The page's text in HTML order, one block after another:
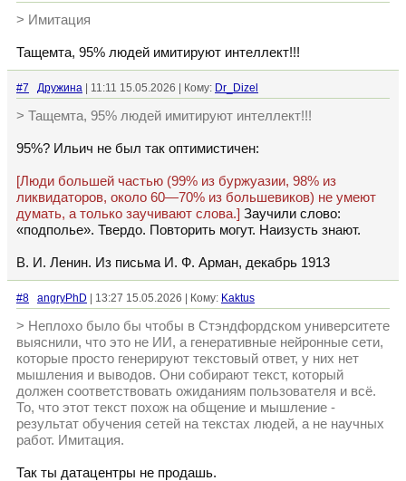
> Имитация
Тащемта, 95% людей имитируют интеллект!!!
#7 Дружина | 11:11 15.05.2026 | Кому: Dr_Dizel
> Тащемта, 95% людей имитируют интеллект!!!
95%? Ильич не был так оптимистичен:
[Люди большей частью (99% из буржуазии, 98% из
ликвидаторов, около 60—70% из большевиков) не умеют
думать, а только заучивают слова.] Заучили слово:
«подполье». Твердо. Повторить могут. Наизусть знают.
В. И. Ленин. Из письма И. Ф. Арман, декабрь 1913
#8 angryPhD | 13:27 15.05.2026 | Кому: Kaktus
> Неплохо было бы чтобы в Стэндфордском университете
выяснили, что это не ИИ, а генеративные нейронные сети,
которые просто генерируют текстовый ответ, у них нет
мышления и выводов. Они собирают текст, который
должен соответствовать ожиданиям пользователя и всё.
То, что этот текст похож на общение и мышление -
результат обучения сетей на текстах людей, а не научных
работ. Имитация.
Так ты датацентры не продашь.